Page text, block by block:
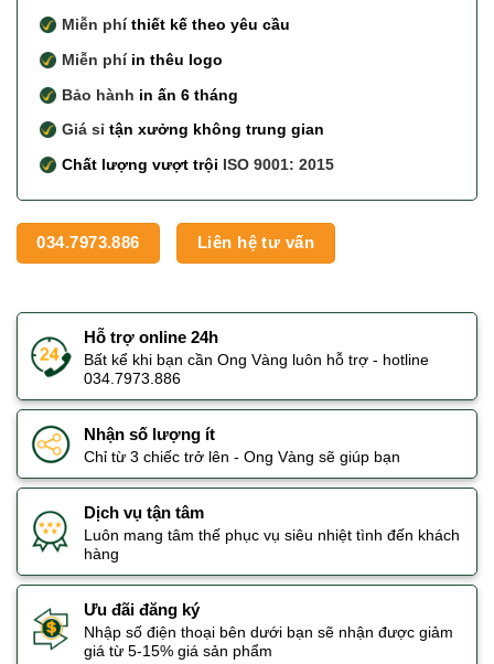
Miễn phíthiết kế theo yêu cầu
Miễn phíin thêu logo
Bảo hành in ấn 6 tháng
Giá sỉtận xưởng không trung gian
Chất lượng vượt trội ISO 9001: 2015
034.7973.886 Liên hệ tư vấn
Hỗ trợ online 24h
Bất kể khi bạn cần Ong Vàng luôn hỗ trợ - hotline
034.7973.886
Nhận số lượng ít
Chỉ từ 3 chiếc trở lên - Ong Vàng sẽ giúp bạn
Dịch vụ tận tâm
Luôn mang tâm thế phục vụ siêu nhiệt tình đến khách
hàng
Ưu đãi đăng ký
Nhập số điện thoại bên dưới bạn sẽ nhận được giảm
giá từ 5-15% giá sản phẩm